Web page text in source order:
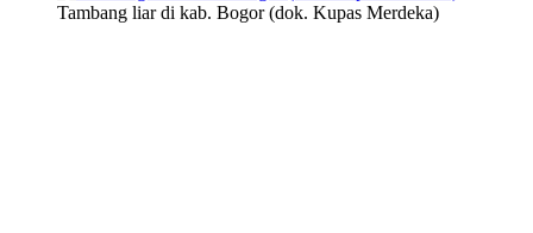
Tambang liar di kab. Bogor (dok. Kupas Merdeka)